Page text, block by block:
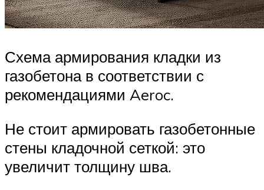
Схема армирования кладки из
газобетона в соответствии с
рекомендациями Aeroc.
Не стоит армировать газобетонные
стены кладочной сеткой: это
увеличит толщину шва.